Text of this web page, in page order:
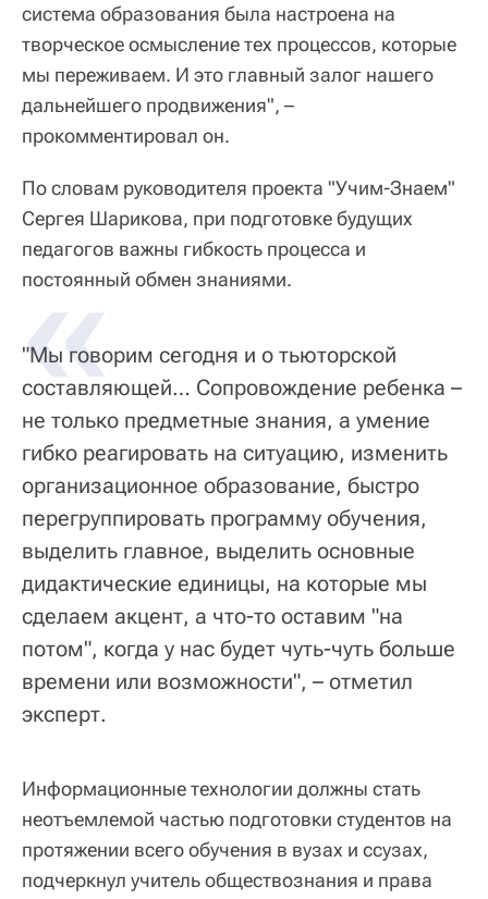
система образования была настроена на
творческое осмысление тех процессов, которые
мы переживаем. И это главный залог нашего
дальнейшего продвижения", –
прокомментировал он.
По словам руководителя проекта "Учим-Знаем"
Сергея Шарикова, при подготовке будущих
педагогов важны гибкость процесса и
постоянный обмен знаниями.
«
"Мы говорим сегодня и о тьюторской
составляющей… Сопровождение ребенка –
не только предметные знания, а умение
гибко реагировать на ситуацию, изменить
организационное образование, быстро
перегруппировать программу обучения,
выделить главное, выделить основные
дидактические единицы, на которые мы
сделаем акцент, а что-то оставим "на
потом", когда у нас будет чуть-чуть больше
времени или возможности", – отметил
эксперт.
Информационные технологии должны стать
неотъемлемой частью подготовки студентов на
протяжении всего обучения в вузах и ссузах,
подчеркнул учитель обществознания и права